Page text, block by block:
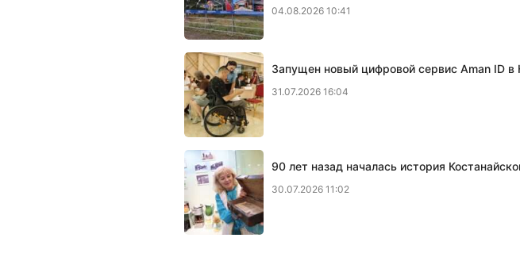
04.08.2026 10:41
Запущен новый цифровой сервис Aman ID в
31.07.2026 16:04
90 лет назад началась история
30.07.2026 11:02